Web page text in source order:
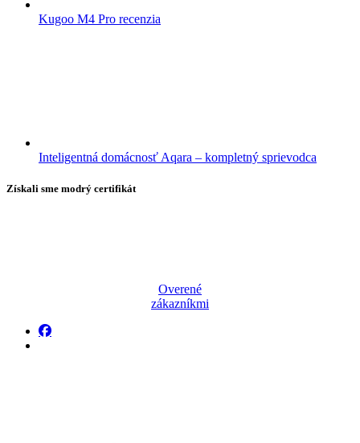
Kugoo M4 Pro recenzia
Inteligentná domácnosť Aqara – kompletný sprievodca
Získali sme modrý certifikát
Overené
zákazníkmi